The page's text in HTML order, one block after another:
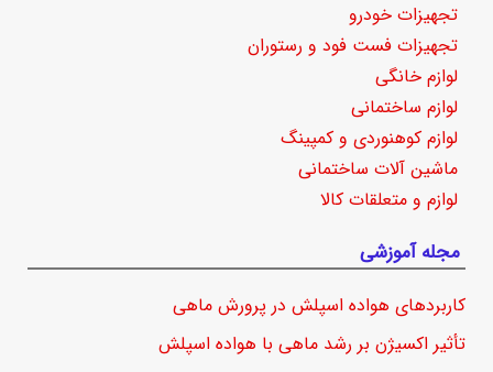
تجهیزات خودرو
تجهیزات فست فود و رستوران
لوازم خانگی
لوازم ساختمانی
لوازم کوهنوردی و کمپینگ
ماشین آلات ساختمانی
لوازم و متعلقات کالا
مجله آموزشی
کاربردهای هواده اسپلش در پرورش ماهی
تأثیر اکسیژن بر رشد ماهی با هواده اسپلش